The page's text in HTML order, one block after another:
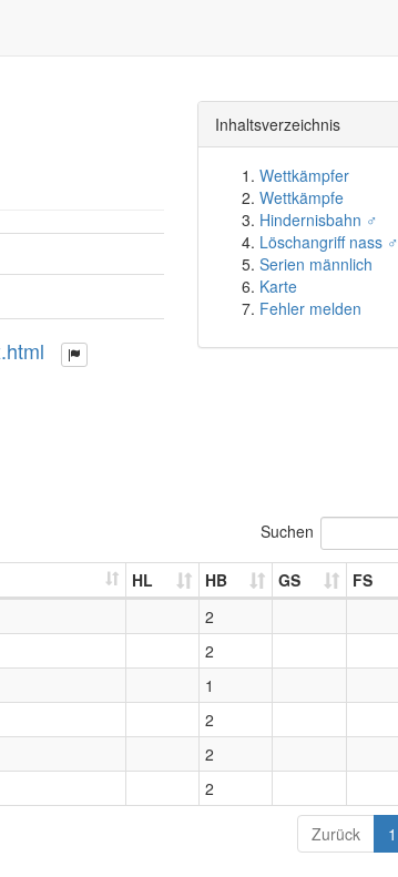
Inhaltsverzeichnis
Wettkämpfer
Wettkämpfe
Hindernisbahn ♂
Löschangriff nass ♂
Serien männlich
Karte
Fehler melden
Suchen
HL HB GS FS
2
2
1
2
2
2
Zurück 1